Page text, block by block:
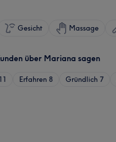
Gesicht Massage
über Mariana sagen
11 Erfahren 8 Gründlich 7